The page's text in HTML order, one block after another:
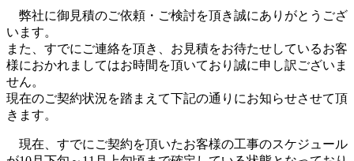
弊社に御見積のご依頼・ご検討を頂き誠にありがとうござ
います。
また、すでにご連絡を頂き、お見積をお待たせしているお客
様におかれましてはお時間を頂いており誠に申し訳ございま
せん。
現在のご契約状況を踏まえて下記の通りにお知らせさせて頂
きます。
現在、すでにご契約を頂いたお客様の工事のスケジュール